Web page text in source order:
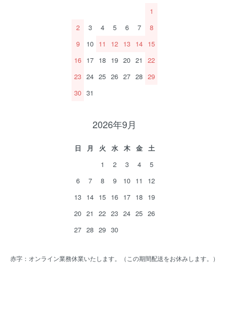
1
2
3 4 5 6 7
8
9
10 11 12 13 14 15
16 17 18 19 20 21
22
23 24 25 26 27 28 29
30 31
2026年9月
日 月 火 水 木 金
土
1
2 3 4
5
6
7 8 9 10 11
12
13 14 15 16 17 18 19
20 21 22 23 24 25 26
27 28 29 30
赤字：オンライン業務休業いたします。（この期間配送をお休みします。）